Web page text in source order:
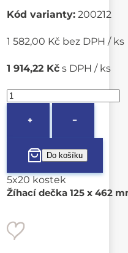
Kód varianty: 200212
1 582,00 Kč bez DPH / ks
1 914,22 Kč s DPH / ks
+ −
5x20 kostek
Žíhací dečka 125 x 462